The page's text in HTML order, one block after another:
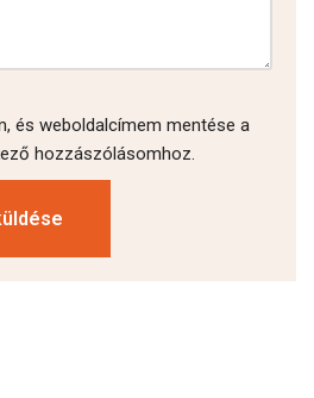
és weboldalcímem mentése a
hozzászólásomhoz.